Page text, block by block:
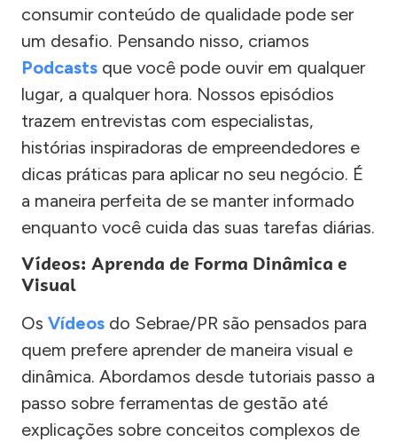
consumir conteúdo de qualidade pode ser
um desafio. Pensando nisso, criamos
Podcasts que você pode ouvir em qualquer
lugar, a qualquer hora. Nossos episódios
trazem entrevistas com especialistas,
histórias inspiradoras de empreendedores e
dicas práticas para aplicar no seu negócio. É
a maneira perfeita de se manter informado
enquanto você cuida das suas tarefas diárias.
Vídeos: Aprenda de Forma Dinâmica e
Visual
Os Vídeos do Sebrae/PR são pensados para
quem prefere aprender de maneira visual e
dinâmica. Abordamos desde tutoriais passo a
passo sobre ferramentas de gestão até
explicações sobre conceitos complexos de